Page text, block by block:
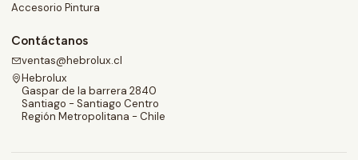
Accesorio Pintura
Contáctanos
ventas@hebrolux.cl
Hebrolux
Gaspar de la barrera 2840
Santiago - Santiago Centro
Región Metropolitana - Chile